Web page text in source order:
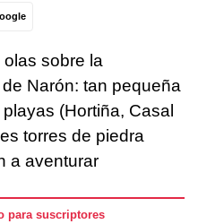
sobre la
Narón: tan pequeña
(Hortiña, Casal
torres de piedra
a aventurar
para suscriptores